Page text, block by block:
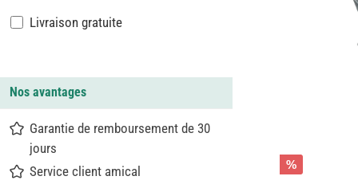
Ajouter un filtre : Livraison gratuite
Livraison gratuite
Nos avantages
Garantie de remboursement de 30
jours
Service client amical
%